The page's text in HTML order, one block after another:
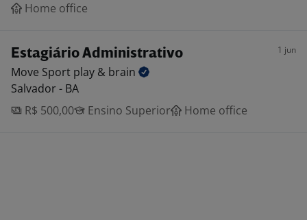
Home office
Estagiário Administrativo 1 jun
Move Sport play & brain
Salvador - BA
R$ 500,00
Ensino Superior Home office